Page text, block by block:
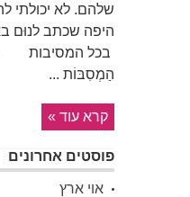
שלהם. לא יכולתי
היפה שכתב לנוּם
בכל המסיבות
הַמְסִבּוֹת ...
קרא עוד »
פוסטים אחרונים
אוי ארץ